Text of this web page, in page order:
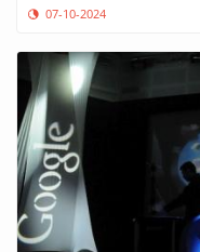
07-10-2024